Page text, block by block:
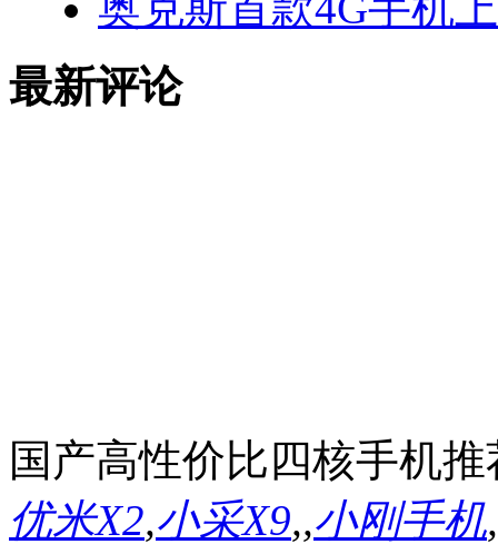
最新评论
国产高性价比四核手机推
优米X2,小采X9,,小刚手机,